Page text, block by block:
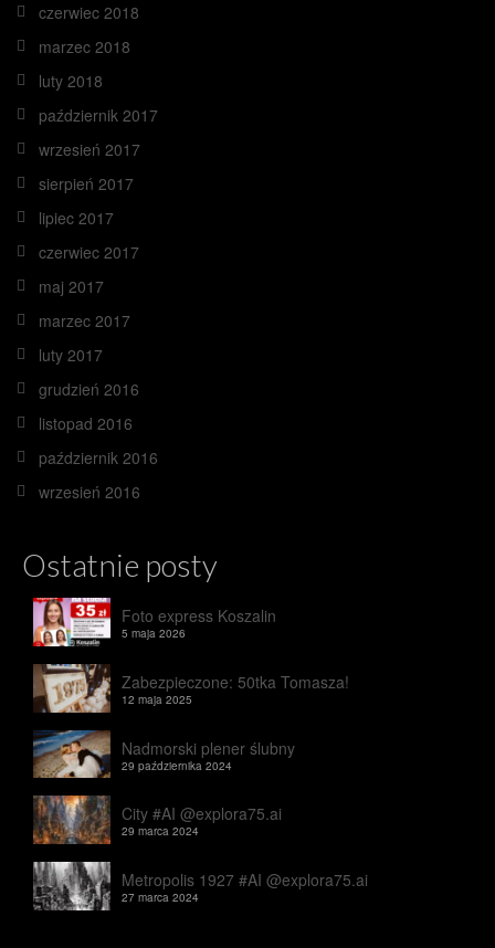
czerwiec 2018
marzec 2018
luty 2018
październik 2017
wrzesień 2017
sierpień 2017
lipiec 2017
czerwiec 2017
maj 2017
marzec 2017
luty 2017
grudzień 2016
listopad 2016
październik 2016
wrzesień 2016
Ostatnie posty
Foto express Koszalin
5 maja 2026
Zabezpieczone: 50tka Tomasza!
12 maja 2025
Nadmorski plener ślubny
29 października 2024
City #AI @explora75.ai
29 marca 2024
Metropolis 1927 #AI @explora75.ai
27 marca 2024